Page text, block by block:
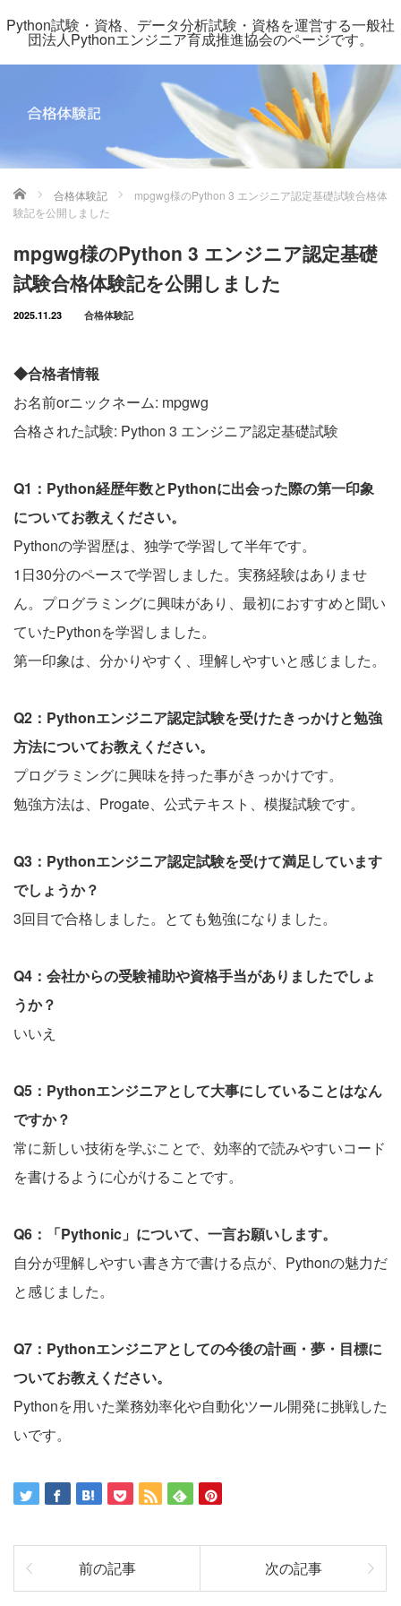
Python試験・資格、データ分析試験・資格を運営する一般社
団法人Pythonエンジニア育成推進協会のページです。
ホーム 合格体験記
mpgwg様のPython 3 エンジニア認定基礎試験合格体
験記を公開しました
mpgwg様のPython 3 エンジニア認定基礎
試験合格体験記を公開しました
2025.11.23 合格体験記
◆合格者情報
お名前orニックネーム: mpgwg
合格された試験: Python 3 エンジニア認定基礎試験
Q1：Python経歴年数とPythonに出会った際の第一印象
についてお教えください。
Pythonの学習歴は、独学で学習して半年です。
1日30分のペースで学習しました。実務経験はありませ
ん。プログラミングに興味があり、最初におすすめと聞い
ていたPythonを学習しました。
第一印象は、分かりやすく、理解しやすいと感じました。
Q2：Pythonエンジニア認定試験を受けたきっかけと勉強
方法についてお教えください。
プログラミングに興味を持った事がきっかけです。
勉強方法は、Progate、公式テキスト、模擬試験です。
Q3：Pythonエンジニア認定試験を受けて満足しています
でしょうか？
3回目で合格しました。とても勉強になりました。
Q4：会社からの受験補助や資格手当がありましたでしょ
うか？
いいえ
Q5：Pythonエンジニアとして大事にしていることはなん
ですか？
常に新しい技術を学ぶことで、効率的で読みやすいコード
を書けるように心がけることです。
Q6：「Pythonic」について、一言お願いします。
自分が理解しやすい書き方で書ける点が、Pythonの魅力だ
と感じました。
Q7：Pythonエンジニアとしての今後の計画・夢・目標に
ついてお教えください。
Pythonを用いた業務効率化や自動化ツール開発に挑戦した
いです。
前の記事 次の記事